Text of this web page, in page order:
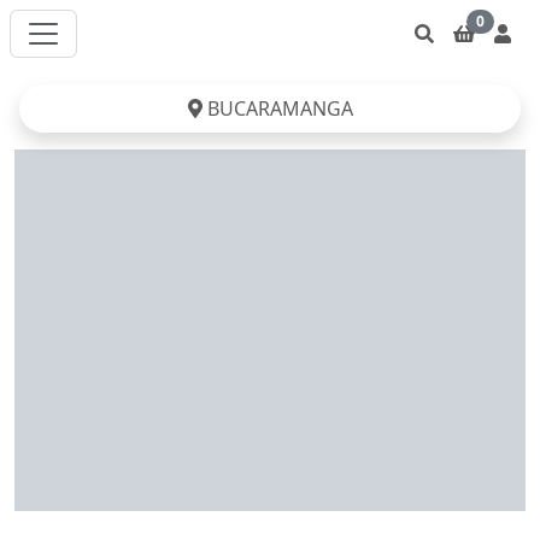
0
BUCARAMANGA